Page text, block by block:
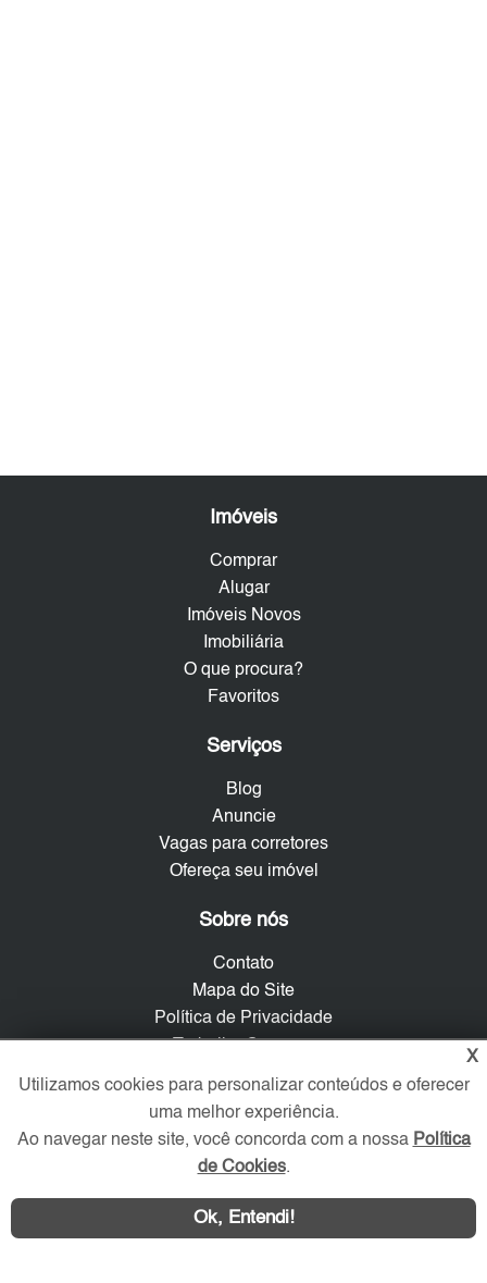
Imóveis
Comprar
Alugar
Imóveis Novos
Imobiliária
O que procura?
Favoritos
Serviços
Blog
Anuncie
Vagas para corretores
Ofereça seu imóvel
Sobre nós
Contato
Mapa do Site
Política de Privacidade
Trabalhe Conosco
Redes Sociais
X
Utilizamos cookies para personalizar conteúdos e oferecer
uma melhor experiência.
Ao navegar neste site, você concorda com a nossa Política
de Cookies.
Ok, Entendi!